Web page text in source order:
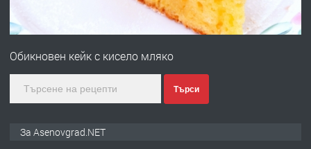
ПРЕДЛАГА
Професионална зеленчукорезачка
Обикновен кейк с кисело мляко
Търси
За Asenovgrad.NET